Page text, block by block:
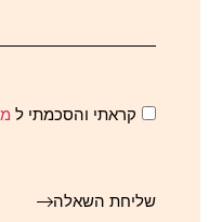
קראתי והסכמתי ל
שליחת השאלה